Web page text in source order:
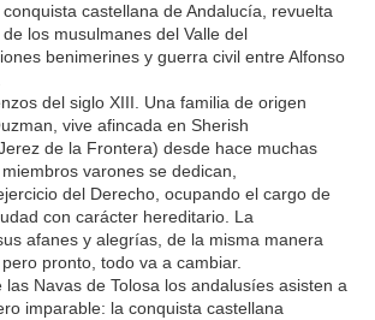
castellana de Andalucía, revuelta
los musulmanes del Valle del
benimerines y guerra civil entre Alfonso
del siglo XIII. Una familia de origen
vive afincada en Sherish
de la Frontera) desde hace muchas
varones se dedican,
del Derecho, ocupando el cargo de
con carácter hereditario. La
afanes y alegrías, de la misma manera
pronto, todo va a cambiar.
las Navas de Tolosa los andalusíes asisten a
imparable: la conquista castellana